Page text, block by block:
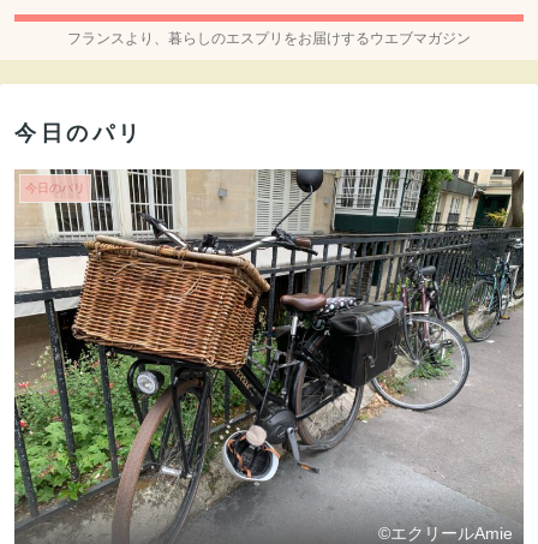
フランスより、暮らしのエスプリをお届けするウエブマガジン
今日のパリ
今日のパリ
©エクリールAmie